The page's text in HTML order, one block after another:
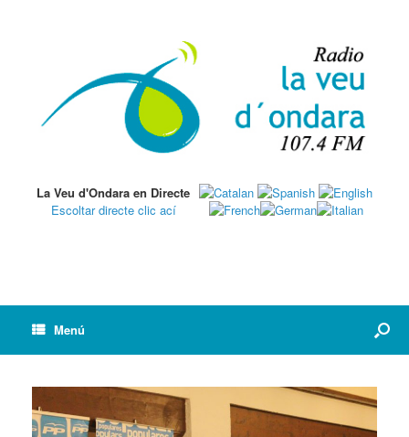
La Veu d'Ondara en Directe
Escoltar directe clic ací
Menú